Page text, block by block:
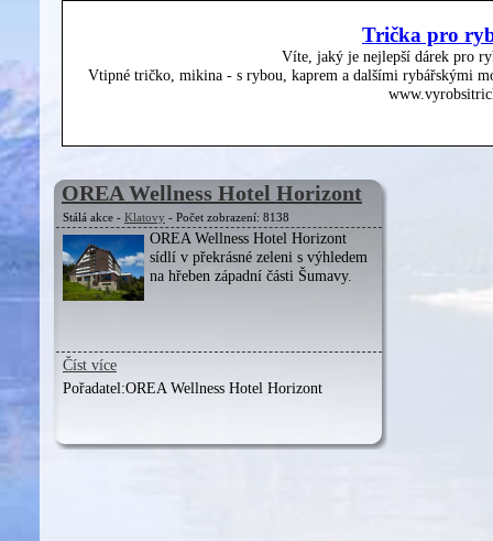
Trička pro
Víte, jaký je nejlepší dárek pro
Vtipné tričko, mikina - s rybou, kaprem a dalšími rybářskými
OREA Wellness Hotel Horizont
Stálá akce - Klatovy - Počet zobrazení: 8138
OREA Wellness Hotel Horizont
sídlí v překrásné zeleni s výhledem
na hřeben západní části Šumavy.
Číst více
Pořadatel:OREA Wellness Hotel Horizont